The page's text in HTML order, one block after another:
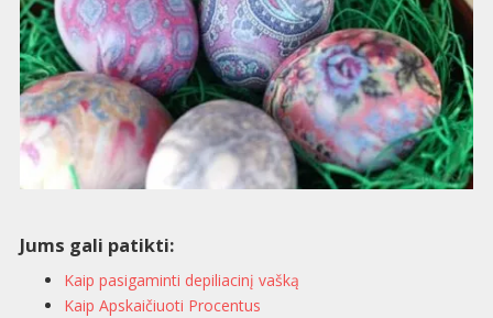
Jums gali patikti:
Kaip pasigaminti depiliacinį vašką
Kaip Apskaičiuoti Procentus